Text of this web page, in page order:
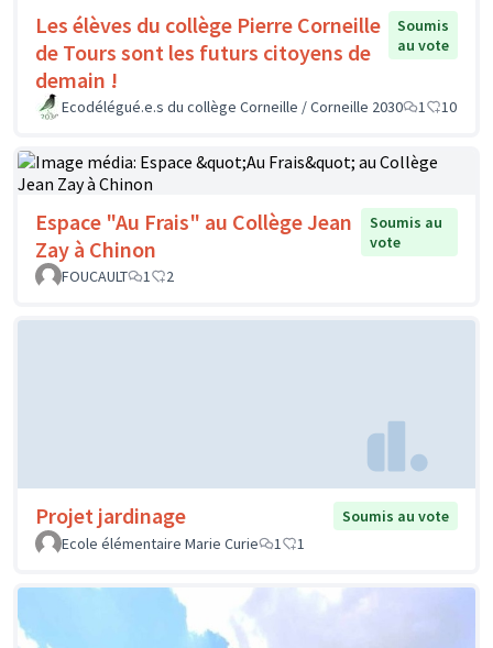
Les élèves du collège Pierre Corneille
de Tours sont les futurs citoyens de
demain !
Soumis
au vote
Ecodélégué.e.s du collège Corneille / Corneille 2030 1 10
Espace "Au Frais" au Collège Jean
Zay à Chinon
Soumis au
vote
FOUCAULT
1 2
Projet jardinage
Soumis au vote
Ecole élémentaire Marie Curie
1 1